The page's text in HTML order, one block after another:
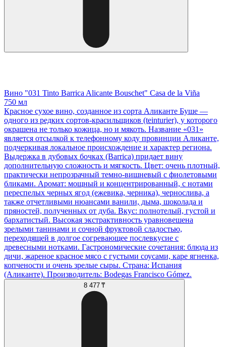
Вино "031 Tinto Barrica Alicante Bouschet" Casa de la Viña
750 мл
Красное сухое вино, созданное из сорта Аликанте Буше —
одного из редких сортов-красильщиков (teinturier), у которого
окрашена не только кожица, но и мякоть. Название «031»
является отсылкой к телефонному коду провинции Аликанте,
подчеркивая локальное происхождение и характер региона.
Выдержка в дубовых бочках (Barrica) придает вину
дополнительную сложность и мягкость. Цвет: очень плотный,
практически непрозрачный темно-вишневый с фиолетовыми
бликами. Аромат: мощный и концентрированный, с нотами
переспелых черных ягод (ежевика, черника), чернослива, а
также отчетливыми нюансами ванили, дыма, шоколада и
пряностей, полученных от дуба. Вкус: полнотелый, густой и
бархатистый. Высокая экстрактивность уравновешена
зрелыми танинами и сочной фруктовой сладостью,
переходящей в долгое согревающее послевкусие с
древесными нотками. Гастрономические сочетания: блюда из
дичи, жареное красное мясо с густыми соусами, каре ягненка,
копчености и очень зрелые сыры. Страна: Испания
(Аликанте). Производитель: Bodegas Francisco Gómez.
8 477 ₸